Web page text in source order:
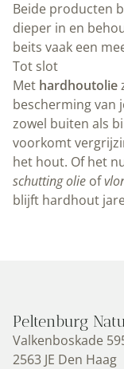
Beide producten
dieper in en
beits vaak een
Tot slot
Met hardhoutolie
bescherming van
zowel buiten als
voorkomt
het hout. Of het
schutting olie of
blijft hardhout
Peltenburg
Valkenboskade
2563 JE Den Haag